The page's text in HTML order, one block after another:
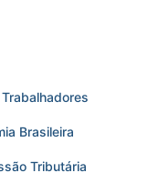
Brasileira
Tributária